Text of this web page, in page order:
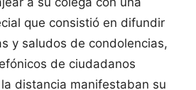
que consistió en difundir
y saludos de condolencias,
de ciudadanos
distancia manifestaban su